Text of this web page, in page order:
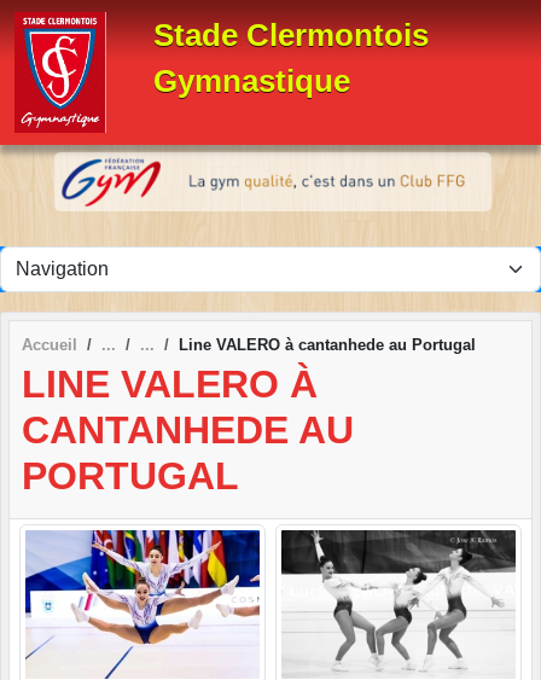
Stade Clermontois
Gymnastique
Accueil Line VALERO à cantanhede au Portugal
LINE VALERO À
CANTANHEDE AU
PORTUGAL
Panneau de gestion des cookies